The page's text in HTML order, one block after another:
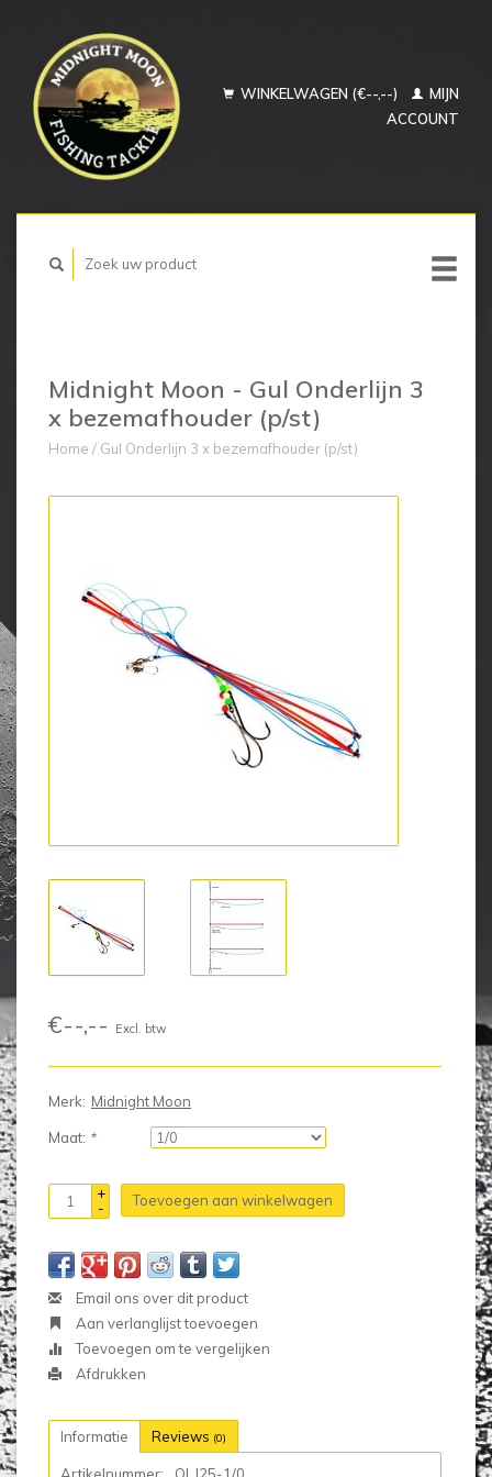
WINKELWAGEN (€--,--)
MIJN
ACCOUNT
Midnight Moon - Gul Onderlijn 3
x bezemafhouder (p/st)
Home / Gul Onderlijn 3 x bezemafhouder (p/st)
€--,-- Excl. btw
Merk: Midnight Moon
Maat: *
+
-
Toevoegen aan winkelwagen
Email ons over dit product
Aan verlanglijst toevoegen
Toevoegen om te vergelijken
Afdrukken
Informatie Reviews (0)